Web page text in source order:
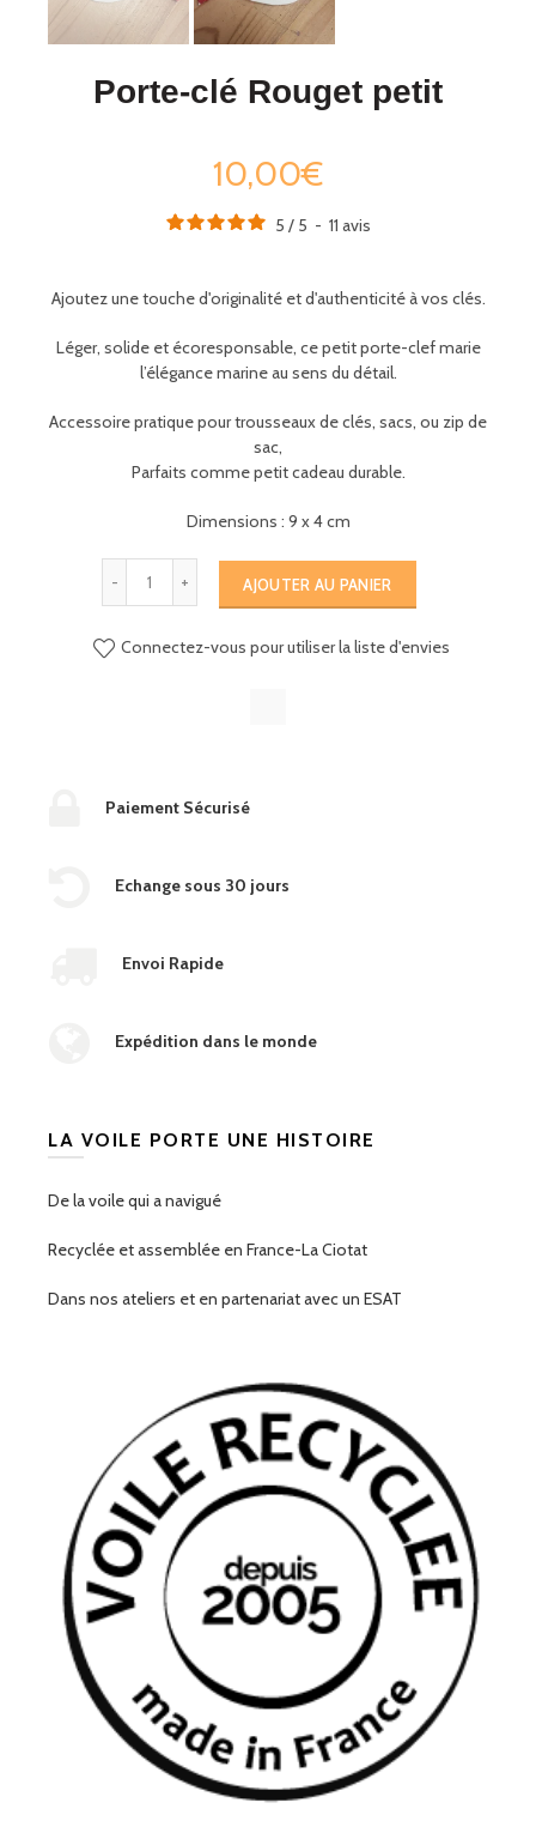
Porte-clé Rouget petit
10,00€
5 / 5 - 11 avis
Ajoutez une touche d'originalité et d'authenticité à vos clés.
Léger, solide et écoresponsable, ce petit porte-clef marie
l’élégance marine au sens du détail.
Accessoire pratique pour trousseaux de clés, sacs, ou zip de
sac,
Parfaits comme petit cadeau durable.
Dimensions : 9 x 4 cm
AJOUTER AU PANIER
Connectez-vous pour utiliser la liste d'envies
Paiement Sécurisé
Echange sous 30 jours
Envoi Rapide
Expédition dans le monde
LA VOILE PORTE UNE HISTOIRE
De la voile qui a navigué
Recyclée et assemblée en France-La Ciotat
Dans nos ateliers et en partenariat avec un ESAT